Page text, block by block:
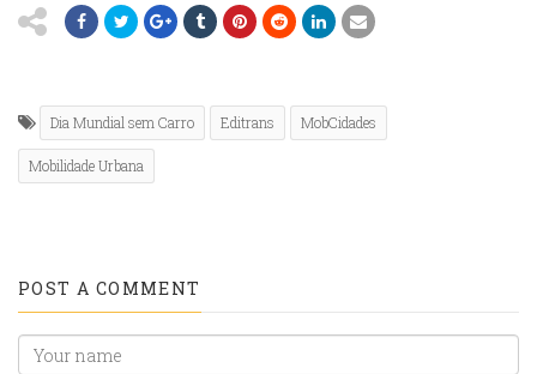
Dia Mundial sem Carro Editrans MobCidades
Mobilidade Urbana
POST A COMMENT